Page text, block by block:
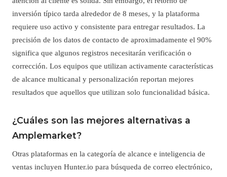
inversión típico tarda alrededor de 8 meses, y la plataforma
requiere uso activo y consistente para entregar resultados. La
precisión de los datos de contacto de aproximadamente el 90%
significa que algunos registros necesitarán verificación o
corrección. Los equipos que utilizan activamente características
de alcance multicanal y personalización reportan mejores
resultados que aquellos que utilizan solo funcionalidad básica.
¿Cuáles son las mejores alternativas a
Amplemarket?
Otras plataformas en la categoría de alcance e inteligencia de
ventas incluyen Hunter.io para búsqueda de correo electrónico,